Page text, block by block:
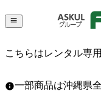
こちらはレンタル専
一部商品は沖縄県